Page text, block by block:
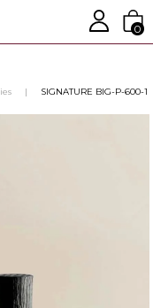
0
SIGNATURE BIG-P-600-1